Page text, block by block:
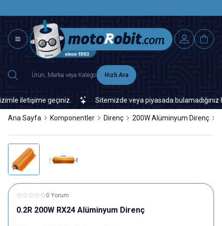
Hızlı Ara
iletişime geçiniz. Sitemizde veya piyasada bulamadığınız
Ana Sayfa Komponentler Direnç 200W Alüminyum Direnç
0 Yorum
0.2R 200W RX24 Alüminyum Direnç